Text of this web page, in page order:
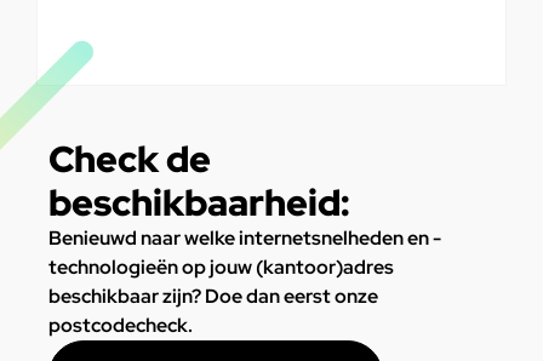
Check de
beschikbaarheid:
Benieuwd naar welke internetsnelheden en -
technologieën op jouw (kantoor)adres
beschikbaar zijn? Doe dan eerst onze
postcodecheck.